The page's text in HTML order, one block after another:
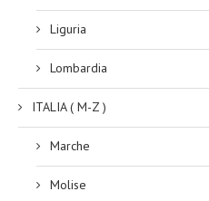
Liguria
Lombardia
ITALIA ( M-Z )
Marche
Molise